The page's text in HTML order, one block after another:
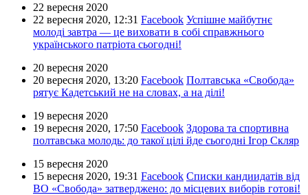
22 вересня 2020
22 вересня 2020, 12:31 Facebook Успішне майбутнє
молоді завтра — це виховати в собі справжнього
українського патріота сьогодні!
20 вересня 2020
20 вересня 2020, 13:20 Facebook Полтавська «Свобода»
рятує Кадетський не на словах, а на ділі!
19 вересня 2020
19 вересня 2020, 17:50 Facebook Здорова та спортивна
полтавська молодь: до такої цілі йде сьогодні Ігор Скляр
15 вересня 2020
15 вересня 2020, 19:31 Facebook Списки кандиидатів від
ВО «Свобода» затверджено: до місцевих виборів готові!